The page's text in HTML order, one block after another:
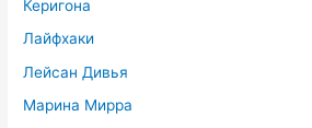
Керигона
Лайфхаки
Лейсан Дивья
Марина Мирра